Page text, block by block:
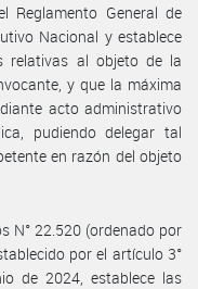
Reglamento General de
Nacional y establece
relativas al objeto de la
y que la máxima
acto administrativo
pudiendo delegar tal
en razón del objeto
N° 22.520 (ordenado por
por el artículo 3°
de 2024, establece las